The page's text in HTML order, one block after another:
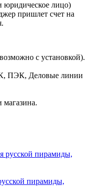
юридическое лицо)
пришлет счет на
с установкой).
ПЭК, Деловые линии
магазина.
пирамиды,